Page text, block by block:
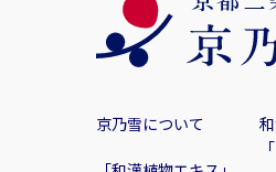
京乃雪について